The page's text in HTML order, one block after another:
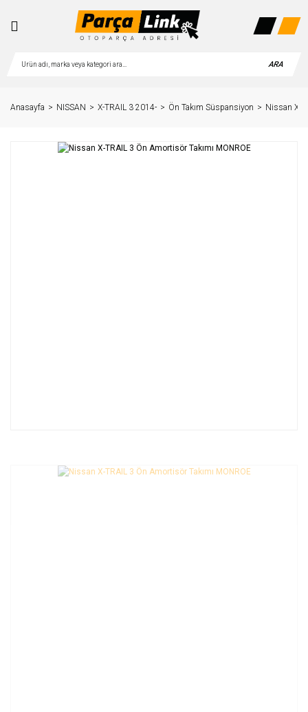
ARA
Anasayfa NISSAN X-TRAIL 3 2014- Ön Takım Süspansiyon Nissan X-